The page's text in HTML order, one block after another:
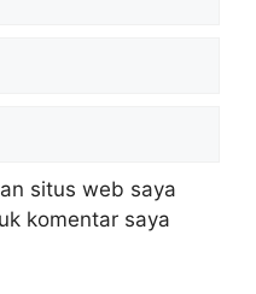
situs web saya
komentar saya